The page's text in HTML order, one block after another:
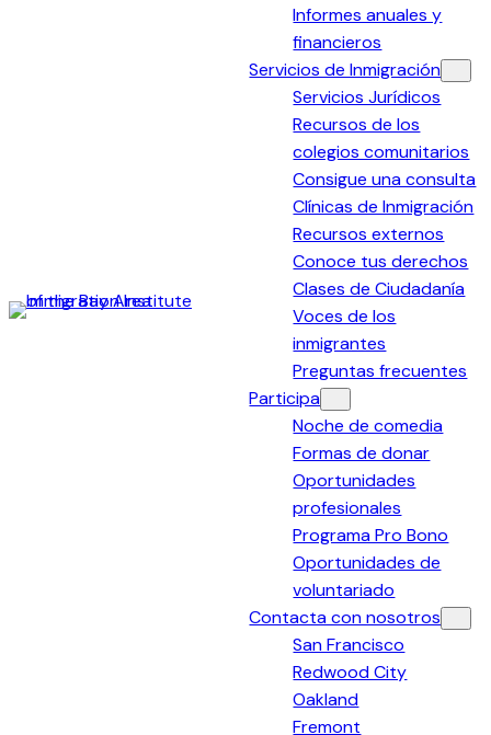
Immigration
Informes anuales y
financieros
Servicios de Inmigración
Servicios Jurídicos
Recursos de los
colegios comunitarios
Consigue una consulta
Clínicas de Inmigración
Recursos externos
Conoce tus derechos
Clases de Ciudadanía
Voces de los
inmigrantes
Preguntas frecuentes
Participa
Noche de comedia
Formas de donar
Oportunidades
profesionales
Programa Pro Bono
Oportunidades de
voluntariado
Contacta con nosotros
San Francisco
Redwood City
Oakland
Fremont